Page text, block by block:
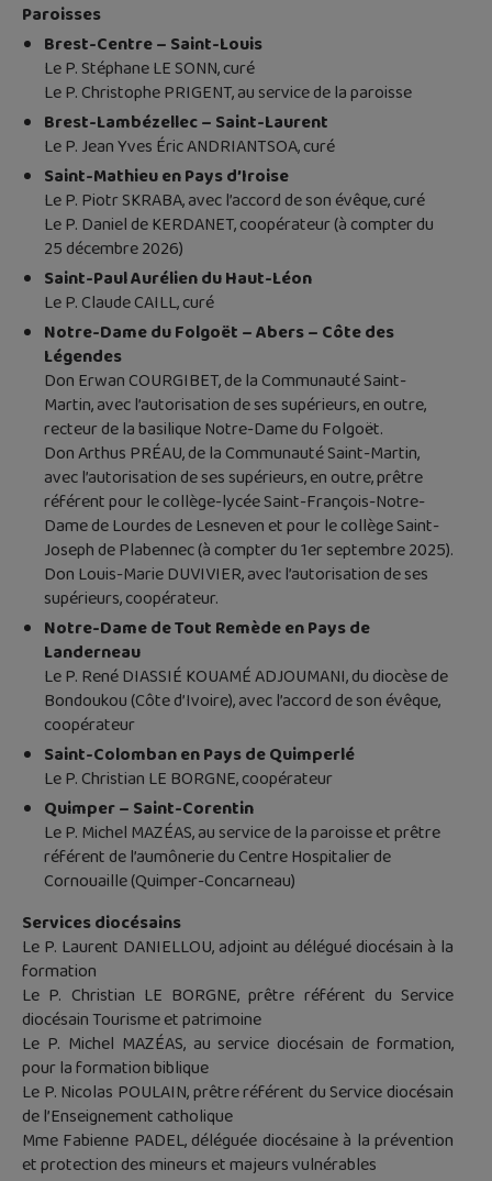
Paroisses
Brest-Centre – Saint-Louis
Le P. Stéphane LE SONN, curé
Le P. Christophe PRIGENT, au service de la paroisse
Brest-Lambézellec – Saint-Laurent
Le P. Jean Yves Éric ANDRIANTSOA, curé
Saint-Mathieu en Pays d’Iroise
Le P. Piotr SKRABA, avec l’accord de son évêque, curé
Le P. Daniel de KERDANET, coopérateur (à compter du
25 décembre 2026)
Saint-Paul Aurélien du Haut-Léon
Le P. Claude CAILL, curé
Notre-Dame du Folgoët – Abers – Côte des
Légendes
Don Erwan COURGIBET, de la Communauté Saint-
Martin, avec l’autorisation de ses supérieurs, en outre,
recteur de la basilique Notre-Dame du Folgoët.
Don Arthus PRÉAU, de la Communauté Saint-Martin,
avec l’autorisation de ses supérieurs, en outre, prêtre
référent pour le collège-lycée Saint-François-Notre-
Dame de Lourdes de Lesneven et pour le collège Saint-
Joseph de Plabennec (à compter du 1er septembre 2025).
Don Louis-Marie DUVIVIER, avec l’autorisation de ses
supérieurs, coopérateur.
Notre-Dame de Tout Remède en Pays de
Landerneau
Le P. René DIASSIÉ KOUAMÉ ADJOUMANI, du diocèse de
Bondoukou (Côte d’Ivoire), avec l’accord de son évêque,
coopérateur
Saint-Colomban en Pays de Quimperlé
Le P. Christian LE BORGNE, coopérateur
Quimper – Saint-Corentin
Le P. Michel MAZÉAS, au service de la paroisse et prêtre
référent de l’aumônerie du Centre Hospitalier de
Cornouaille (Quimper-Concarneau)
Services diocésains
Le P. Laurent DANIELLOU, adjoint au délégué diocésain à la
formation
Le P. Christian LE BORGNE, prêtre référent du Service
diocésain Tourisme et patrimoine
Le P. Michel MAZÉAS, au service diocésain de formation,
pour la formation biblique
Le P. Nicolas POULAIN, prêtre référent du Service diocésain
de l’Enseignement catholique
Mme Fabienne PADEL, déléguée diocésaine à la prévention
et protection des mineurs et majeurs vulnérables